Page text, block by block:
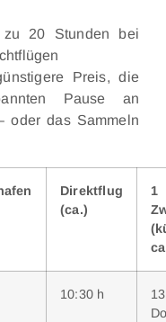
20 Stunden bei
Preis, die
Pause an
oder das Sammeln
Direktflug
(ca.)
1
10:30 h